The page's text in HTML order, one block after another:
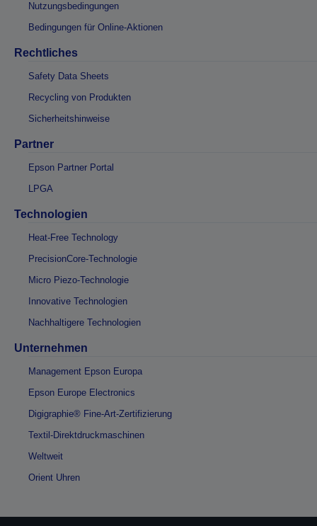
Nutzungsbedingungen
Bedingungen für Online-Aktionen
Rechtliches
Safety Data Sheets
Recycling von Produkten
Sicherheitshinweise
Partner
Epson Partner Portal
LPGA
Technologien
Heat-Free Technology
PrecisionCore-Technologie
Micro Piezo-Technologie
Innovative Technologien
Nachhaltigere Technologien
Unternehmen
Management Epson Europa
Epson Europe Electronics
Digigraphie® Fine-Art-Zertifizierung
Textil-Direktdruckmaschinen
Weltweit
Orient Uhren